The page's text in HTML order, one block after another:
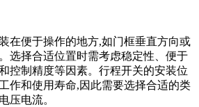
在便于操作的地方,如门框垂直方向或
选择合适位置时需考虑稳定性、便于
控制精度等因素。行程开关的安装位
作和使用寿命,因此需要选择合适的类
压电流。